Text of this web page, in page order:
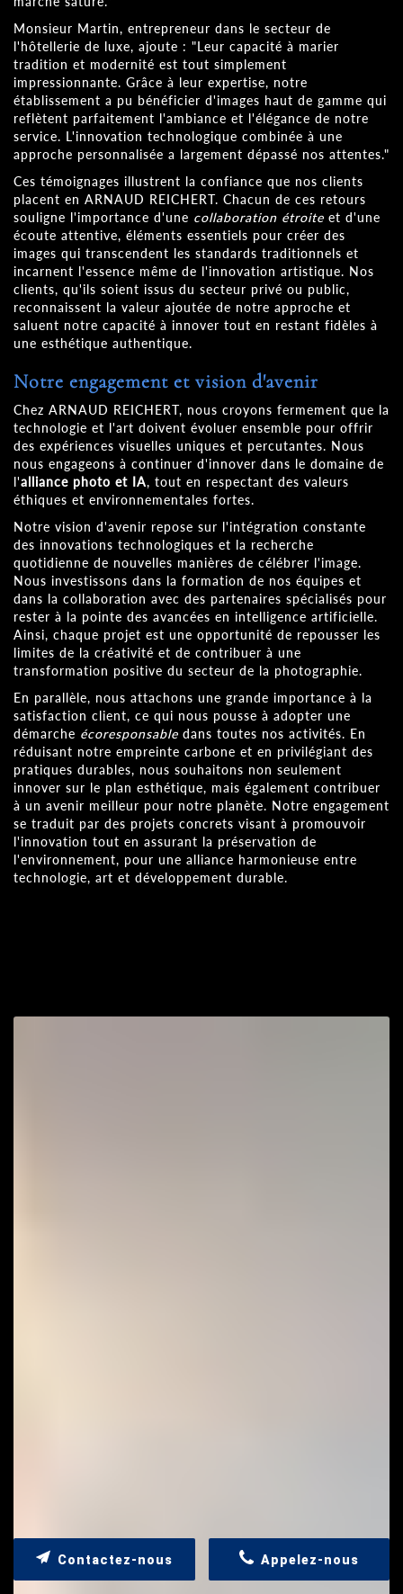
Monsieur Martin, entrepreneur dans le secteur de
l'hôtellerie de luxe, ajoute : "Leur capacité à marier
tradition et modernité est tout simplement
impressionnante. Grâce à leur expertise, notre
établissement a pu bénéficier d'images haut de gamme qui
reflètent parfaitement l'ambiance et l'élégance de notre
service. L'innovation technologique combinée à une
approche personnalisée a largement dépassé nos attentes."
Ces témoignages illustrent la confiance que nos clients
placent en ARNAUD REICHERT. Chacun de ces retours
souligne l'importance d'une collaboration étroite et d'une
écoute attentive, éléments essentiels pour créer des
images qui transcendent les standards traditionnels et
incarnent l'essence même de l'innovation artistique. Nos
clients, qu'ils soient issus du secteur privé ou public,
reconnaissent la valeur ajoutée de notre approche et
saluent notre capacité à innover tout en restant fidèles à
une esthétique authentique.
Notre engagement et vision d'avenir
Chez ARNAUD REICHERT, nous croyons fermement que la
technologie et l'art doivent évoluer ensemble pour offrir
des expériences visuelles uniques et percutantes. Nous
nous engageons à continuer d'innover dans le domaine de
l'alliance photo et IA, tout en respectant des valeurs
éthiques et environnementales fortes.
Notre vision d'avenir repose sur l'intégration constante
des innovations technologiques et la recherche
quotidienne de nouvelles manières de célébrer l'image.
Nous investissons dans la formation de nos équipes et
dans la collaboration avec des partenaires spécialisés pour
rester à la pointe des avancées en intelligence artificielle.
Ainsi, chaque projet est une opportunité de repousser les
limites de la créativité et de contribuer à une
transformation positive du secteur de la photographie.
En parallèle, nous attachons une grande importance à la
satisfaction client, ce qui nous pousse à adopter une
démarche écoresponsable dans toutes nos activités. En
réduisant notre empreinte carbone et en privilégiant des
pratiques durables, nous souhaitons non seulement
innover sur le plan esthétique, mais également contribuer
à un avenir meilleur pour notre planète. Notre engagement
se traduit par des projets concrets visant à promouvoir
l'innovation tout en assurant la préservation de
l'environnement, pour une alliance harmonieuse entre
technologie, art et développement durable.
Appelez-nous
Contactez-nous